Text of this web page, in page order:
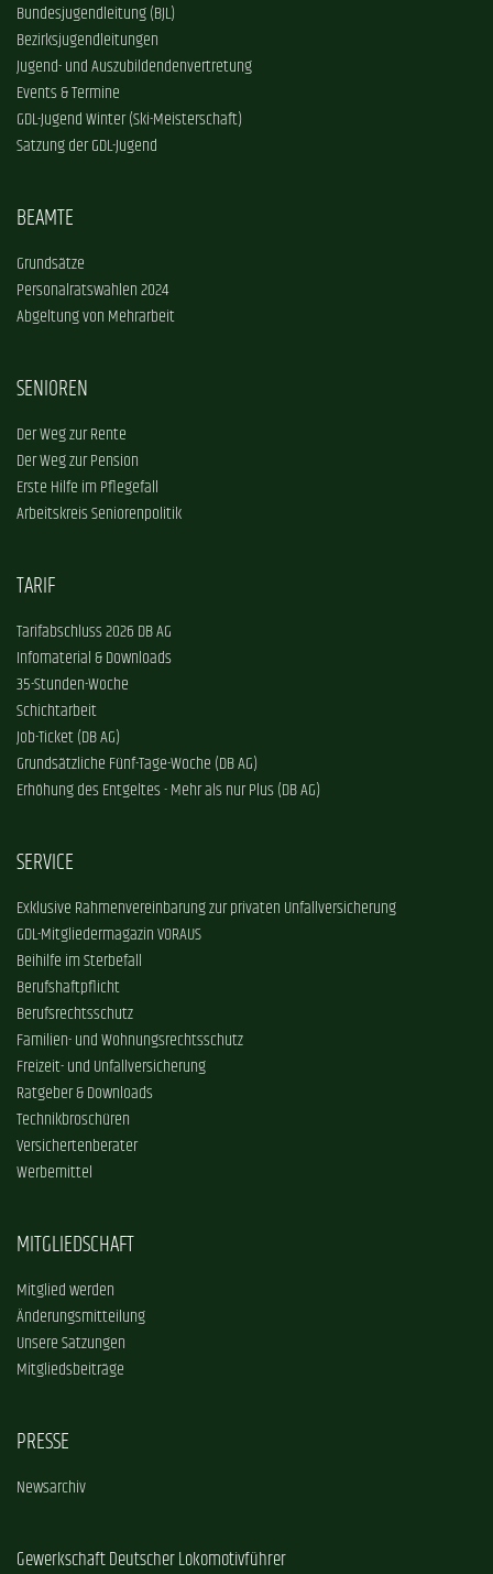
Bundesjugendleitung (BJL)
Bezirksjugendleitungen
Jugend- und Auszubildendenvertretung
Events & Termine
GDL-Jugend Winter (Ski-Meisterschaft)
Satzung der GDL-Jugend
BEAMTE
Grundsätze
Personalratswahlen 2024
Abgeltung von Mehrarbeit
SENIOREN
Der Weg zur Rente
Der Weg zur Pension
Erste Hilfe im Pflegefall
Arbeitskreis Seniorenpolitik
TARIF
Tarifabschluss 2026 DB AG
Infomaterial & Downloads
35-Stunden-Woche
Schichtarbeit
Job-Ticket (DB AG)
Grundsätzliche Fünf-Tage-Woche (DB AG)
Erhöhung des Entgeltes - Mehr als nur Plus (DB AG)
SERVICE
Exklusive Rahmenvereinbarung zur privaten Unfallversicherung
GDL-Mitgliedermagazin VORAUS
Beihilfe im Sterbefall
Berufshaftpflicht
Berufsrechtsschutz
Familien- und Wohnungsrechtsschutz
Freizeit- und Unfallversicherung
Ratgeber & Downloads
Technikbroschüren
Versichertenberater
Werbemittel
MITGLIEDSCHAFT
Mitglied werden
Änderungsmitteilung
Unsere Satzungen
Mitgliedsbeiträge
PRESSE
Newsarchiv
Gewerkschaft Deutscher Lokomotivführer